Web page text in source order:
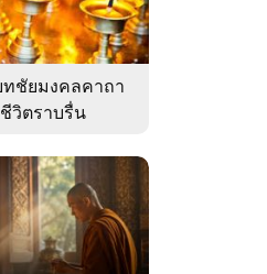
ชัยมงคลคาถา
วิตราบรื่น